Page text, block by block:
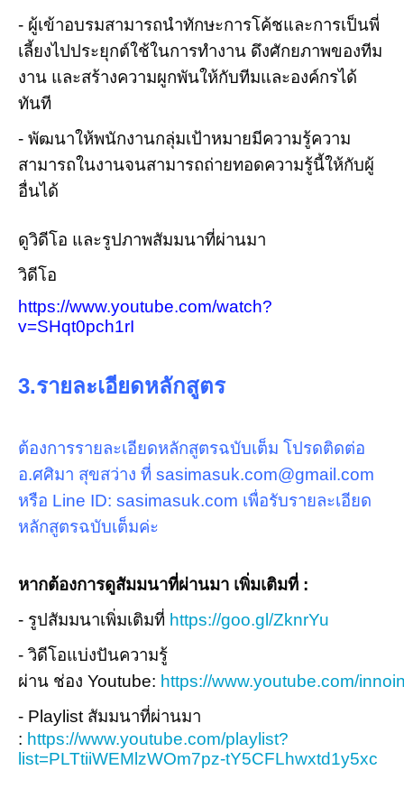
- ผู้เข้าอบรมสามารถนำทักษะการโค้ชและการเป็นพี่
เลี้ยงไปประยุกต์ใช้ในการทำงาน ดึงศักยภาพของทีม
งาน และสร้างความผูกพันให้กับทีมและองค์กรได้
ทันที
- พัฒนาให้พนักงานกลุ่มเป้าหมายมีความรู้ความ
สามารถในงานจนสามารถถ่ายทอดความรู้นี้ให้กับผู้
อื่นได้
ดูวิดีโอ และรูปภาพสัมมนาที่ผ่านมา
วิดีโอ
https://www.youtube.com/watch?
v=SHqt0pch1rI
3.รายละเอียดหลักสูตร
ต้องการรายละเอียดหลักสูตรฉบับเต็ม โปรดติดต่อ
อ.ศศิมา สุขสว่าง ที่ sasimasuk.com@gmail.com
หรือ Line ID: sasimasuk.com เพื่อรับรายละเอียด
หลักสูตรฉบับเต็มค่ะ
หากต้องการดูสัมมนาที่ผ่านมา เพิ่มเติมที่ :
- รูปสัมมนาเพิ่มเติมที่ https://goo.gl/ZknrYu
- วิดีโอแบ่งปันความรู้
ผ่าน ช่อง Youtube: https://www.youtube.com/
- Playlist สัมมนาที่ผ่านมา
: https://www.youtube.com/playlist?
list=PLTtiiWEMlzWOm7pz-tY5CFLhwxtd1y5xc